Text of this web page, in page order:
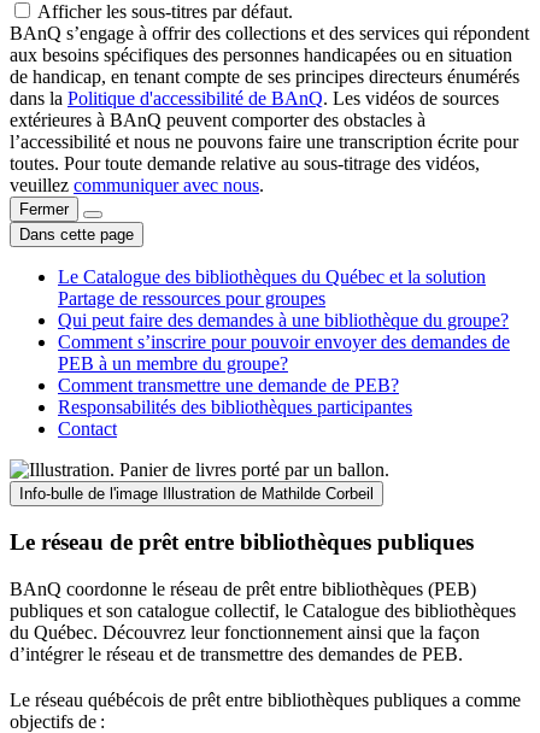
Afficher les sous-titres par défaut.
BAnQ s’engage à offrir des collections et des services qui répondent
aux besoins spécifiques des personnes handicapées ou en situation
de handicap, en tenant compte de ses principes directeurs énumérés
dans la Politique d'accessibilité de BAnQ. Les vidéos de sources
extérieures à BAnQ peuvent comporter des obstacles à
l’accessibilité et nous ne pouvons faire une transcription écrite pour
toutes. Pour toute demande relative au sous-titrage des vidéos,
veuillez communiquer avec nous.
Fermer
Dans cette page
Le Catalogue des bibliothèques du Québec et la solution
Partage de ressources pour groupes
Qui peut faire des demandes à une bibliothèque du groupe?
Comment s’inscrire pour pouvoir envoyer des demandes de
PEB à un membre du groupe?
Comment transmettre une demande de PEB?
Responsabilités des bibliothèques participantes
Contact
Info-bulle de l'image Illustration de Mathilde Corbeil
Le réseau de prêt entre bibliothèques publiques
BAnQ coordonne le réseau de prêt entre bibliothèques (PEB)
publiques et son catalogue collectif, le Catalogue des bibliothèques
du Québec. Découvrez leur fonctionnement ainsi que la façon
d’intégrer le réseau et de transmettre des demandes de PEB.
Le réseau québécois de prêt entre bibliothèques publiques a comme
objectifs de :